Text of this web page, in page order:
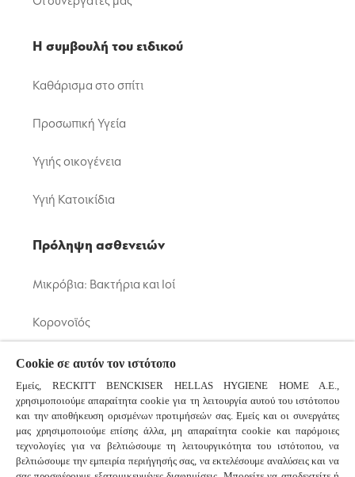
Η συμβουλή του ειδικού
Καθάρισμα στο σπίτι
Προσωπική Υγεία
Υγιής οικογένεια
Υγιή Κατοικίδια
Πρόληψη ασθενειών
Μικρόβια: Βακτήρια και Ιοί
Κορονοϊός
Κοινό Κρυολόγημα και Γρίπη
Συχνές ερωτήσεις
Cookie σε αυτόν τον ιστότοπο
Εμείς, RECKITT BENCKISER HELLAS HYGIENE HOME A.E.,
χρησιμοποιούμε απαραίτητα cookie για τη λειτουργία αυτού του ιστότοπου
και την αποθήκευση ορισμένων προτιμήσεών σας. Εμείς και οι συνεργάτες
μας χρησιμοποιούμε επίσης άλλα, μη απαραίτητα cookie και παρόμοιες
τεχνολογίες για να βελτιώσουμε τη λειτουργικότητα του ιστότοπου, να
βελτιώσουμε την εμπειρία περιήγησής σας, να εκτελέσουμε αναλύσεις και να